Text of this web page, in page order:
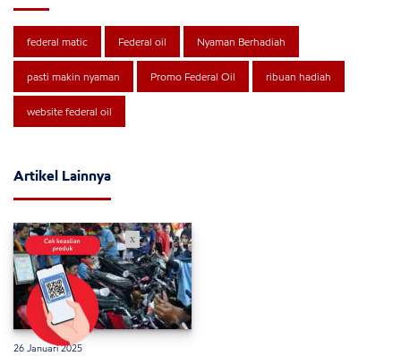
federal matic Federal oil Nyaman Berhadiah
pasti makin nyaman Promo Federal Oil ribuan hadiah
website federal oil
Artikel Lainnya
26 Januari 2025
x